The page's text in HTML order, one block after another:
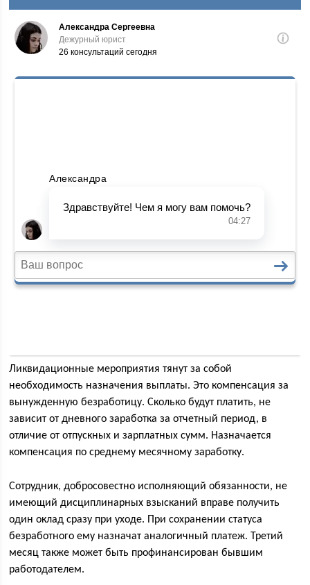
Ликвидационные мероприятия тянут за собой
необходимость назначения выплаты. Это компенсация за
вынужденную безработицу. Сколько будут платить, не
зависит от дневного заработка за отчетный период, в
отличие от отпускных и зарплатных сумм. Назначается
компенсация по среднему месячному заработку.
Сотрудник, добросовестно исполняющий обязанности, не
имеющий дисциплинарных взысканий вправе получить
один оклад сразу при уходе. При сохранении статуса
безработного ему назначат аналогичный платеж. Третий
месяц также может быть профинансирован бывшим
работодателем.